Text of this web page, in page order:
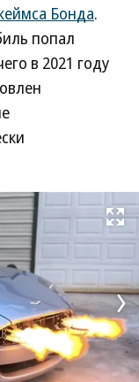
Бонда.
попал
в 2021 году
Развернуть